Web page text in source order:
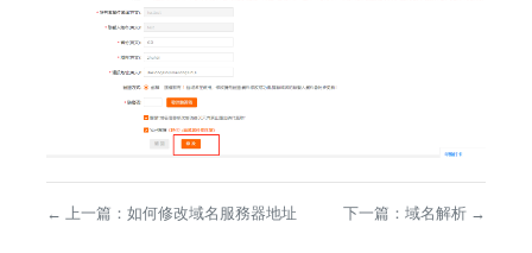
← 上一篇： 如何修改域名服務器地址 下一篇： 域名解析 →